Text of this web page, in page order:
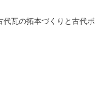
瓦の拓本づくりと古代ボ